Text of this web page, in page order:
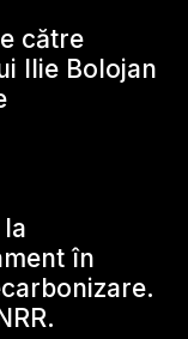
către
Ilie Bolojan
în